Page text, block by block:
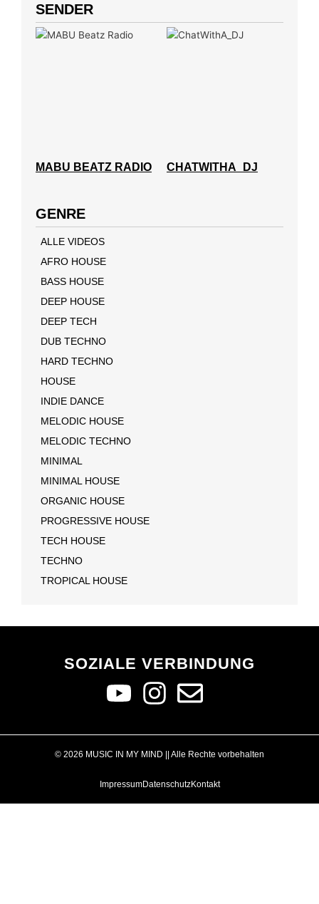
SENDER
MABU BEATZ RADIO CHATWITHA_DJ
GENRE
ALLE VIDEOS
AFRO HOUSE
BASS HOUSE
DEEP HOUSE
DEEP TECH
DUB TECHNO
HARD TECHNO
HOUSE
INDIE DANCE
MELODIC HOUSE
MELODIC TECHNO
MINIMAL
MINIMAL HOUSE
ORGANIC HOUSE
PROGRESSIVE HOUSE
TECH HOUSE
TECHNO
TROPICAL HOUSE
SOZIALE VERBINDUNG
© 2026 MUSIC IN MY MIND || Alle Rechte vorbehalten
ImpressumDatenschutzKontakt